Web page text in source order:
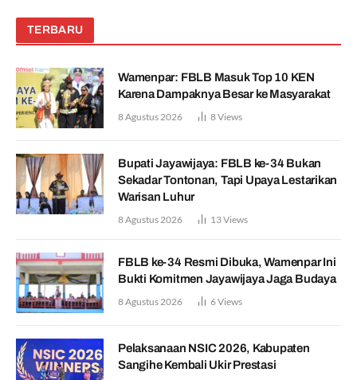
TERBARU
Wamenpar: FBLB Masuk Top 10 KEN
Karena Dampaknya Besar ke Masyarakat
8 Agustus 2026 8Views
Bupati Jayawijaya: FBLB ke-34 Bukan
Sekadar Tontonan, Tapi Upaya Lestarikan
Warisan Luhur
8 Agustus 2026 13Views
FBLB ke-34 Resmi Dibuka, Wamenpar Ini
Bukti Komitmen Jayawijaya Jaga Budaya
8 Agustus 2026 6Views
Pelaksanaan NSIC 2026, Kabupaten
Sangihe Kembali Ukir Prestasi